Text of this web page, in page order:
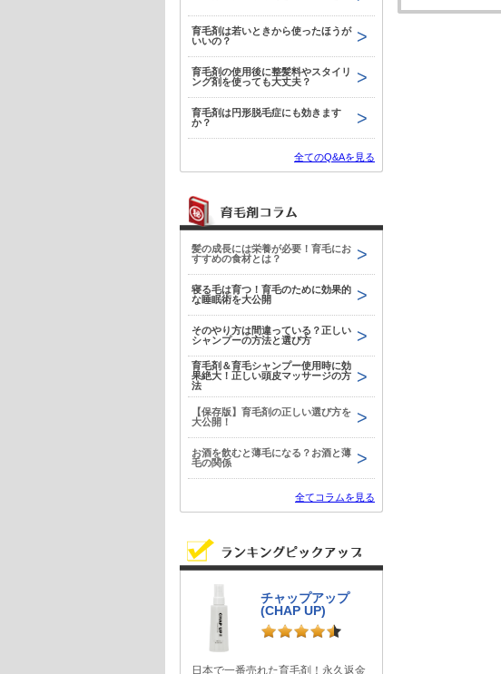
育毛剤は若いときから使ったほうが
いいの？
育毛剤の使用後に整髪料やスタイリ
ング剤を使っても大丈夫？
育毛剤は円形脱毛症にも効きます
か？
全てのQ&Aを見る
髪の成長には栄養が必要！育毛にお
すすめの食材とは？
寝る毛は育つ！育毛のために効果的
な睡眠術を大公開
そのやり方は間違っている？正しい
シャンプーの方法と選び方
育毛剤＆育毛シャンプー使用時に効
果絶大！正しい頭皮マッサージの方
法
【保存版】育毛剤の正しい選び方を
大公開！
お酒を飲むと薄毛になる？お酒と薄
毛の関係
全てコラムを見る
チャップアップ
(CHAP UP)
日本で一番売れた育毛剤！永久返金